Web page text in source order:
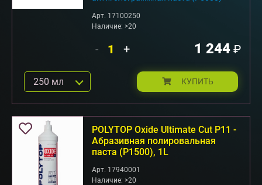
Арт. 17100250
Наличие: >20
- + 1 244 ₽
250 мл КУПИТЬ
POLYTOP Oxide Ultimate Cut P11 -
Абразивная полировальная
паста (P1500), 1L
Арт. 17940001
Наличие: >20